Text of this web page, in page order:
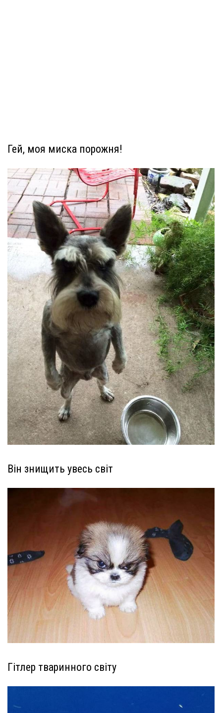
Гей, моя миска порожня!
Він знищить увесь світ
Гітлер тваринного світу